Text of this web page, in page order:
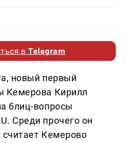
вTelegram
новый первый
Кемерова Кирилл
блиц-вопросы
Среди прочего он
считает Кемерово